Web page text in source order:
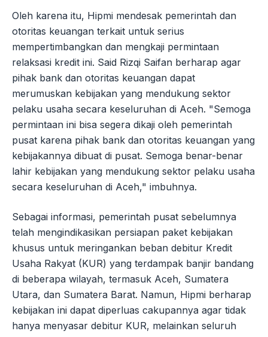
Oleh karena itu, Hipmi mendesak pemerintah dan
otoritas keuangan terkait untuk serius
mempertimbangkan dan mengkaji permintaan
relaksasi kredit ini. Said Rizqi Saifan berharap agar
pihak bank dan otoritas keuangan dapat
merumuskan kebijakan yang mendukung sektor
pelaku usaha secara keseluruhan di Aceh. "Semoga
permintaan ini bisa segera dikaji oleh pemerintah
pusat karena pihak bank dan otoritas keuangan yang
kebijakannya dibuat di pusat. Semoga benar-benar
lahir kebijakan yang mendukung sektor pelaku usaha
secara keseluruhan di Aceh," imbuhnya.
Sebagai informasi, pemerintah pusat sebelumnya
telah mengindikasikan persiapan paket kebijakan
khusus untuk meringankan beban debitur Kredit
Usaha Rakyat (KUR) yang terdampak banjir bandang
di beberapa wilayah, termasuk Aceh, Sumatera
Utara, dan Sumatera Barat. Namun, Hipmi berharap
kebijakan ini dapat diperluas cakupannya agar tidak
hanya menyasar debitur KUR, melainkan seluruh